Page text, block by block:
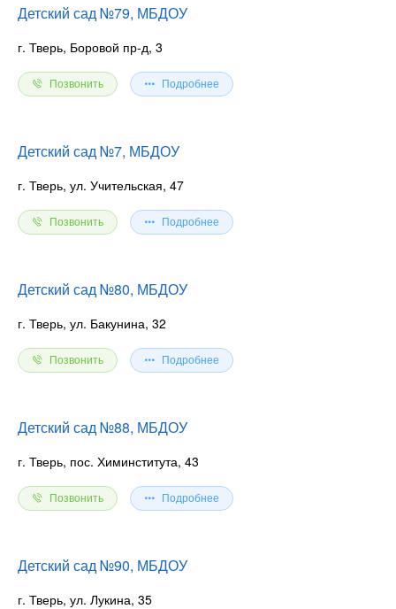
Детский сад №79, МБДОУ
г. Тверь, Боровой пр-д, 3
Позвонить Подробнее
Детский сад №7, МБДОУ
г. Тверь, ул. Учительская, 47
Позвонить Подробнее
Детский сад №80, МБДОУ
г. Тверь, ул. Бакунина, 32
Позвонить Подробнее
Детский сад №88, МБДОУ
г. Тверь, пос. Химинститута, 43
Позвонить Подробнее
Детский сад №90, МБДОУ
г. Тверь, ул. Лукина, 35